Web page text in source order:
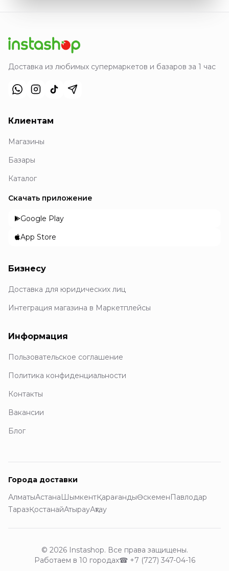
Доставка из любимых супермаркетов и базаров за 1 час
Клиентам
Магазины
Базары
Каталог
Скачать приложение
Google Play
App Store
Бизнесу
Доставка для юридических лиц
Интеграция магазина в Маркетплейсы
Информация
Пользовательское соглашение
Политика конфиденциальности
Контакты
Вакансии
Блог
Города доставки
АлматыАстанаШымкентҚарағандыӨскеменПавлодар
ТаразҚостанайАтырауАқтау
© 2026 Instashop. Все права защищены.
Работаем в 10 городах☎ +7 (727) 347-04-16